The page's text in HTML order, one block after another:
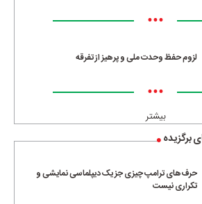
•••
لزوم حفظ وحدت ملی و پرهیز از تفرقه
•••
بیشتر
برگزیده
حرف‌های ترامپ چیزی جز یک دیپلماسی نمایشی و
تکراری نیست